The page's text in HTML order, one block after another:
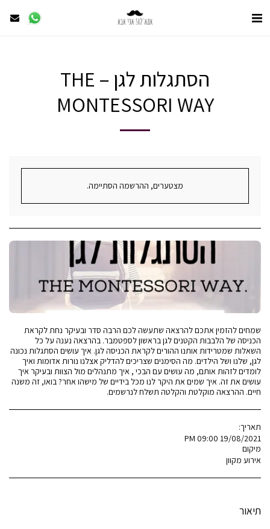
הסתגלות לגן – THE
MONTESSORI WAY
מצטערים, ההרשמה הסתיימה.
שמחים להזמין אתכם להרצאה שתעשה לכם הרבה סדר ובעיקר נחת לקראת
הכניסה של הלבבות הקטנים לגן בראשון לספטמבר. בהרצאה נענה על כל
השאלות שמטרידות אותנו ההורים לקראת הכניסה לגן. איך עושים הסתגלות נכונה
לגן, שלנו ושל הילדים. מה הסימנים שצריכים להדליק אצלנו נורות אדומות ואיך
לומדים לזהות אותם, מה עושים עם הבכי , איך מתנהלים מול הצוות ובעיקר איך
עושים את זה. איך שמים את היקר לנו מכל בידיים של מישהו אחר? בואו, זה משנה
חיים. ההרצאה מוקלטת והקלטה תשלח לנרשמים.
תאריך:
19/08/2021 09:00 PM
מיקום
אירוע מקוון
תיאור